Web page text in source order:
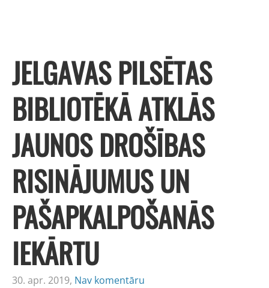
JELGAVAS PILSĒTAS
BIBLIOTĒKĀ ATKLĀS
JAUNOS DROŠĪBAS
RISINĀJUMUS UN
PAŠAPKALPOŠANĀS
IEKĀRTU
30. apr. 2019, Nav komentāru